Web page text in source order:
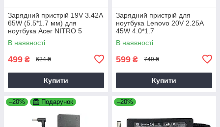
Зарядний пристрій 19V 3.42A
65W (5.5*1.7 мм) для
ноутбука Acer NITRO 5
AN515-31 65
В наявності
499 ₴ 624 ₴
Купити
Зарядний пристрій для
ноутбука Lenovo 20V 2.25A
45W 4.0*1.7
В наявності
599 ₴ 749 ₴
Купити
–20% Подарунок –20%